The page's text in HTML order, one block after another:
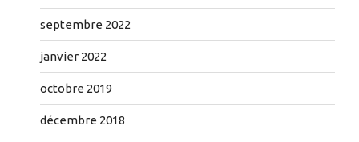
septembre 2022
janvier 2022
octobre 2019
décembre 2018